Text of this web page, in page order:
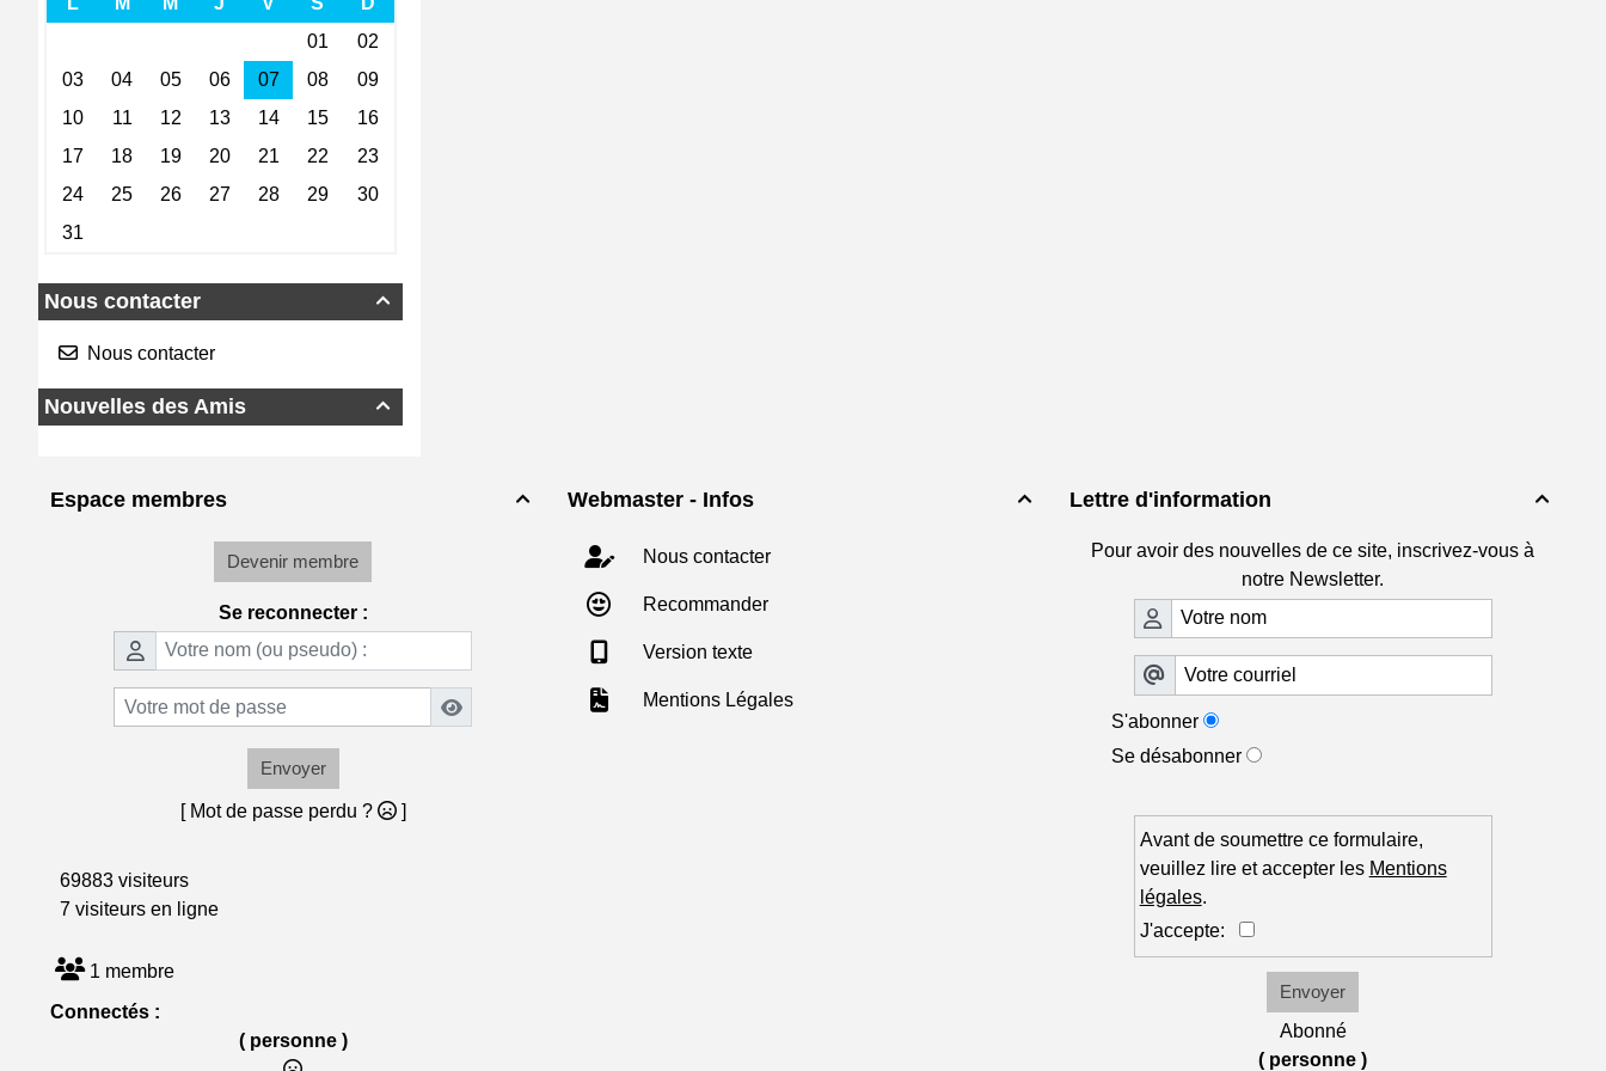

Nous contacter
Nous contacter

Nouvelles des Amis

Espace membres
Devenir membre
Se reconnecter :
Envoyer
[ Mot de passe perdu ? ]
69883 visiteurs
7 visiteurs en ligne
1 membre
Connectés :
( personne )

Webmaster - Infos
Nous contacter
Recommander
Version texte
Mentions Légales

Lettre d'information
Pour avoir des nouvelles de ce site, inscrivez-vous à
notre Newsletter.
S'abonner
Se désabonner
Avant de soumettre ce formulaire,
veuillez lire et accepter les Mentions
légales.
J'accepte:
Envoyer
Abonné
( personne )